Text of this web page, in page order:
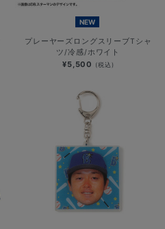
NEW
プレーヤーズロングスリーブTシャ
ツ/冷感/ホワイト
¥5,500 (税込)